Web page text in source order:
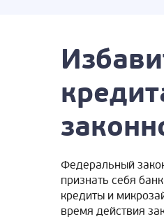
Федеральный
признать себя
кредиты и
время действия